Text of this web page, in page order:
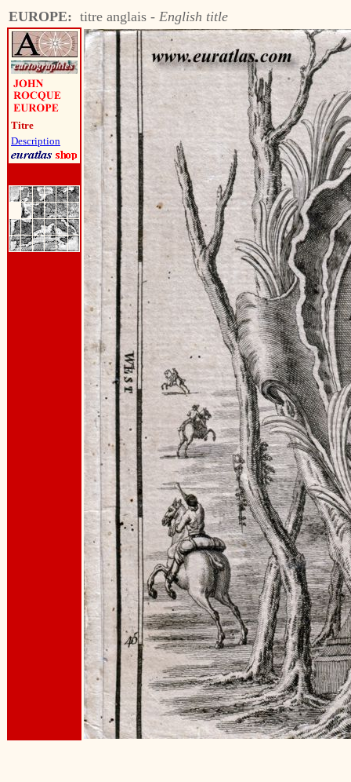
EUROPE: titre anglais - English title
Titre
Description